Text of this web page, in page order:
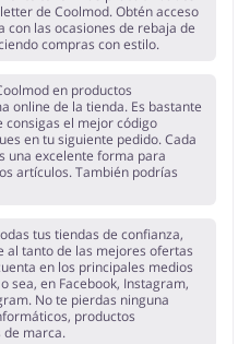
de Coolmod. Obtén acceso
con las ocasiones de rebaja de
compras con estilo.
en productos
online de la tienda. Es bastante
consigas el mejor código
en tu siguiente pedido. Cada
una excelente forma para
artículos. También podrías
tus tiendas de confianza,
al tanto de las mejores ofertas
en los principales medios
sea, en Facebook, Instagram,
No te pierdas ninguna
productos
de marca.